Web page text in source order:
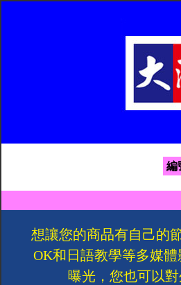
編
想讓您的商品有自己的
OK和日語教學等多媒
曝光，您也可以